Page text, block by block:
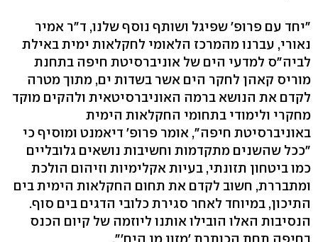
"יחד עם פרופ' שפיגל ושותף נוסף שלנו, ד"ר אמיר
נאורי, עברנו מהמרכז הלאומי לחקלאות ימית באילת
לביה"ס למדעי הים של אוניברסיטת חיפה בתחנת
מוריס קאהן לחקר הים אשר בשדות ים, מתוך מטרה
לקדם את הנושא ברמה האוניברסיטאית ולהקים מוקד
מחקרי ולימודי בתחומי החקלאות הימית
באוניברסיטת חיפה", אומר פרופ' דיאמנט ומוסיף כי
"ככל שהשנים מתקדמות וחשיבות נושאים גלובליים
כמו ביטחון תזונתי, בעיות אקלימיות וזיהום הולכת
ומתבררת, חשוב לקדם את תחום החקלאות הימית בים
התיכון, במיוחד לאחר סגירת כלובי הדגים בים סוף.
הנסיבות האלו הובילו אותנו ליוזמה של קיום הכנס
בחיפה תחת הכותרת 'מזון מן הים'".